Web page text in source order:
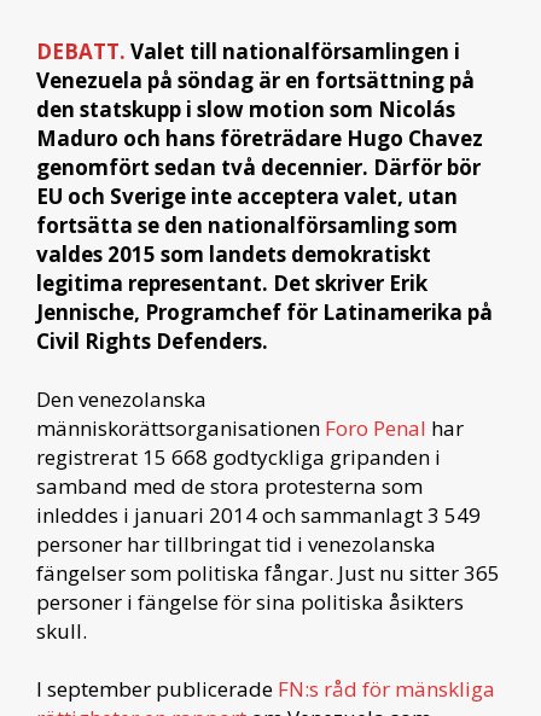
DEBATT. Valet till nationalförsamlingen i
Venezuela på söndag är en fortsättning på
den statskupp i slow motion som Nicolás
Maduro och hans företrädare Hugo Chavez
genomfört sedan två decennier. Därför bör
EU och Sverige inte acceptera valet, utan
fortsätta se den nationalförsamling som
valdes 2015 som landets demokratiskt
legitima representant. Det skriver Erik
Jennische, Programchef för Latinamerika på
Civil Rights Defenders.
Den venezolanska
människorättsorganisationen Foro Penal har
registrerat 15 668 godtyckliga gripanden i
samband med de stora protesterna som
inleddes i januari 2014 och sammanlagt 3 549
personer har tillbringat tid i venezolanska
fängelser som politiska fångar. Just nu sitter 365
personer i fängelse för sina politiska åsikters
skull.
I september publicerade FN:s råd för mänskliga